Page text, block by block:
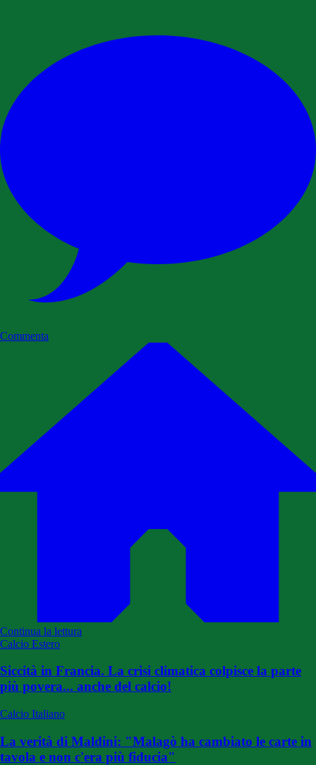
Commenta
Continua la lettura
Calcio Estero
Siccità in Francia. La crisi climatica colpisce la parte
più povera... anche del calcio!
Calcio Italiano
La verità di Maldini: "Malagò ha cambiato le carte in
tavola e non c'era più fiducia"